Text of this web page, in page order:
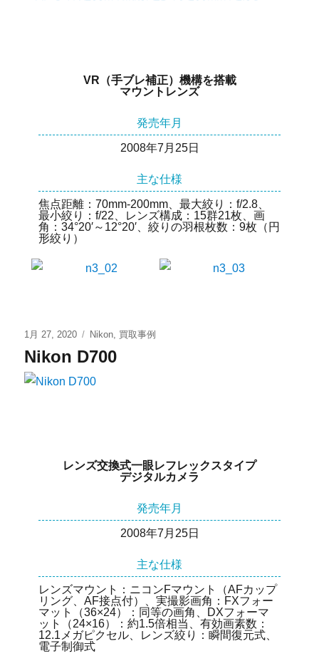
VR（手ブレ補正）機構を搭載
マウントレンズ
発売年月
2008年7月25日
主な仕様
焦点距離：70mm-200mm、最大絞り：f/2.8、
最小絞り：f/22、レンズ構成：15群21枚、画
角：34°20′～12°20′、絞りの羽根枚数：9枚（円
形絞り）
1月 27, 2020 Nikon, 買取事例
Nikon D700
レンズ交換式一眼レフレックスタイプ
デジタルカメラ
発売年月
2008年7月25日
主な仕様
レンズマウント：ニコンFマウント（AFカップ
リング、AF接点付）、実撮影画角：FXフォー
マット（36×24）：同等の画角、DXフォーマ
ット（24×16）：約1.5倍相当、有効画素数：
12.1メガピクセル、レンズ絞り：瞬間復元式、
電子制御式